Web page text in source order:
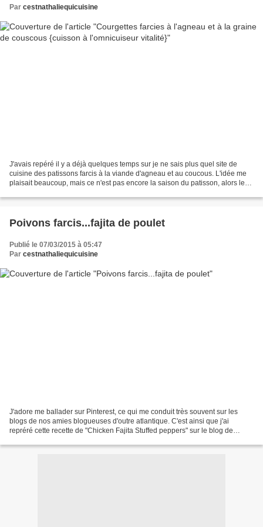
Par cestnathaliequicuisine
J'avais repéré il y a déjà quelques temps sur je ne sais plus quel site de
cuisine des patissons farcis à la viande d'agneau et au coucous. L'idée me
plaisait beaucoup, mais ce n'est pas encore la saison du patisson, alors les
Poivons farcis...fajita de poulet
Publié le 07/03/2015 à 05:47
Par cestnathaliequicuisine
J'adore me ballader sur Pinterest, ce qui me conduit très souvent sur les
blogs de nos amies blogueuses d'outre atlantique. C'est ainsi que j'ai
repréré cette recette de "Chicken Fajita Stuffed peppers" sur le blog de